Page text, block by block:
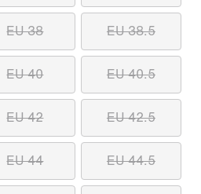
EU 38 EU 38.5
EU 40 EU 40.5
EU 42 EU 42.5
EU 44 EU 44.5